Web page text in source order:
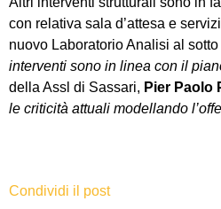
con relativa sala d’attesa e
nuovo Laboratorio Analisi al
interventi sono in linea con il
della Assl di Sassari, Pier Paolo
le criticità attuali modellando
Condividi il post